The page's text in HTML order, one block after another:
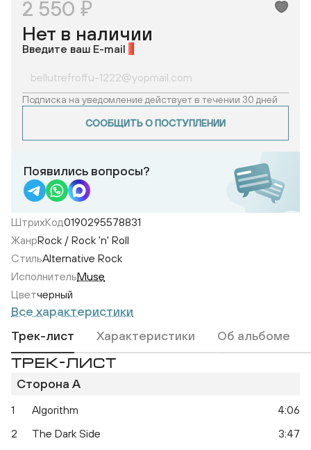
2 550 ₽
Нет в наличии
Введите ваш E-mail
Подписка на уведомление действует в течении 30 дней
СООБЩИТЬ О ПОСТУПЛЕНИИ
Появились вопросы?
ШтрихКод0190295578831
ЖанрRock / Rock 'n' Roll
СтильAlternative Rock
ИсполнительMuse
Цветчерный
Все характеристики
Трек-лист
Характеристики Об альбоме
ТРЕК-ЛИСТ
Сторона A
1 Algorithm
4:06
2
The Dark Side
3:47